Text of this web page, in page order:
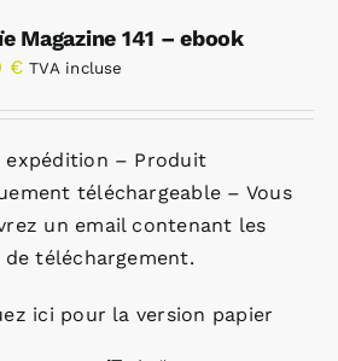
Magazine 141 – ebook
€ TVA incluse
expédition – Produit
téléchargeable – Vous
un email contenant les
de téléchargement.
ici pour la version papier